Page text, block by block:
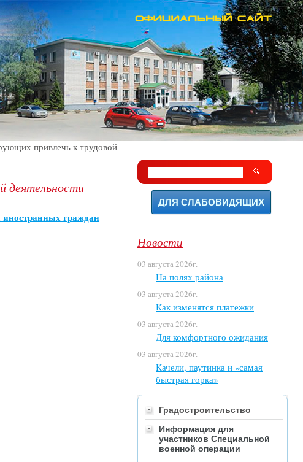
привлечь к трудовой
деятельности
иностранных граждан
ДЛЯ СЛАБОВИДЯЩИХ
Новости
03 августа 2026г.
На полях района
03 августа 2026г.
Как изменятся платежки
03 августа 2026г.
Для комфортного ожидания
03 августа 2026г.
Качели, паутинка и «самая
быстрая горка»
Градостроительство
Информация для
участников Специальной
военной операции